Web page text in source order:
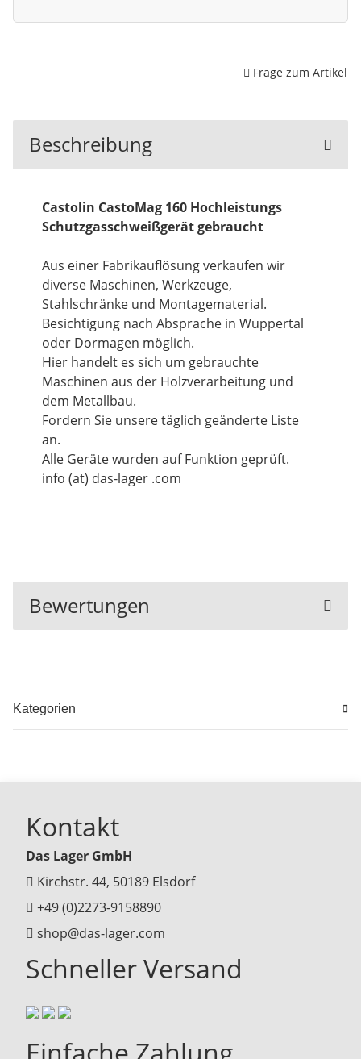
Frage zum Artikel
Beschreibung
Castolin CastoMag 160 Hochleistungs
Schutzgasschweißgerät gebraucht
Aus einer Fabrikauflösung verkaufen wir
diverse Maschinen, Werkzeuge,
Stahlschränke und Montagematerial.
Besichtigung nach Absprache in Wuppertal
oder Dormagen möglich.
Hier handelt es sich um gebrauchte
Maschinen aus der Holzverarbeitung und
dem Metallbau.
Fordern Sie unsere täglich geänderte Liste
an.
Alle Geräte wurden auf Funktion geprüft.
info (at) das-lager .com
Bewertungen
Kategorien
Kontakt
Das Lager GmbH
Kirchstr. 44, 50189 Elsdorf
+49 (0)2273-9158890
shop@das-lager.com
Schneller Versand